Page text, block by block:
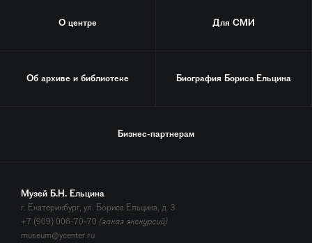
О центре Для СМИ
Об архиве и библиотеке Биография Бориса Ельцина
Бизнес-партнерам
Музей Б.Н. Ельцина
г. Екатеринбург, ул. Бориса Ельцина, д. 3
+7 (909) 006-70-70 (заказ экскурсий)
museum@ycenter.ru